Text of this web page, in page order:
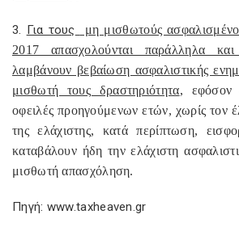
3. Για τους
μη μισθωτούς
2017 απασχολούνται παράλληλα
λαμβάνουν βεβαίωση ασφαλιστικής
μισθωτή τους δραστηριότητα, εφόσον
οφειλές προηγούμενων ετών, χωρίς τον
της ελάχιστης, κατά περίπτωση,
καταβάλουν ήδη την ελάχιστη
μισθωτή απασχόληση.
Πηγή: www.taxheaven.gr